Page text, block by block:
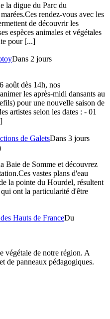
la digue du Parc du
rendez-vous avec les
de découvrir les
espèces animales et végétales
pour [...]
Dans 2 jours
août dès 14h, nos
les après-midi dansants au
pour une nouvelle saison de
artistes selon les dates : - 01
de GaletsDans 3 jours
Baie de Somme et découvrez
vastes plans d'eau
la pointe du Hourdel, résultent
ont la particularité d'être
Hauts de FranceDu
végétale de notre région. A
de panneaux pédagogiques.